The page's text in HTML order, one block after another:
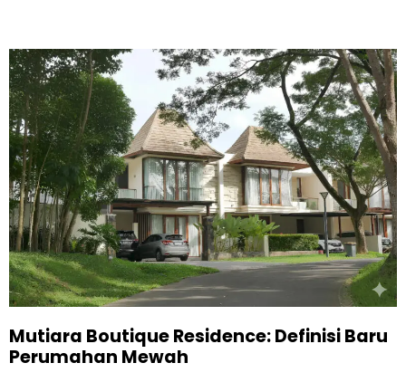
Mutiara Boutique Residence: Definisi Baru
Perumahan Mewah